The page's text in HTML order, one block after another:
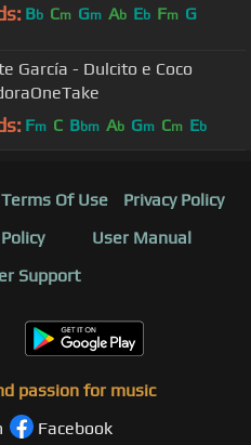
Bb Cm Gm Ab Eb Fm G
García - Dulcito e Coco
Fm C Bbm Ab Gm Cm Eb
Terms Of Use
Privacy Policy
User Manual
Support
passion for music
Facebook